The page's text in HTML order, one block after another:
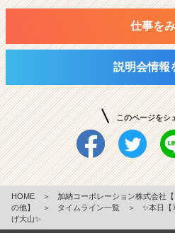
仕事を
説明会情報
このページをシ
HOME ＞
加納コーポレーション株式会社
の他】
＞ タイムライン一覧 ＞
✨本日【
げ大山✨